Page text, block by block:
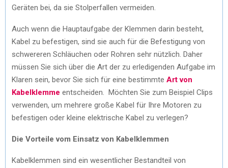
Geräten bei, da sie Stolperfallen vermeiden.
Auch wenn die Hauptaufgabe der Klemmen darin besteht,
Kabel zu befestigen, sind sie auch für die Befestigung von
schwereren Schläuchen oder Rohren sehr nützlich. Daher
müssen Sie sich über die Art der zu erledigenden Aufgabe im
Klaren sein, bevor Sie sich für eine bestimmte Art von
Kabelklemme entscheiden. Möchten Sie zum Beispiel Clips
verwenden, um mehrere große Kabel für Ihre Motoren zu
befestigen oder kleine elektrische Kabel zu verlegen?
Die Vorteile vom Einsatz von Kabelklemmen
Kabelklemmen sind ein wesentlicher Bestandteil von